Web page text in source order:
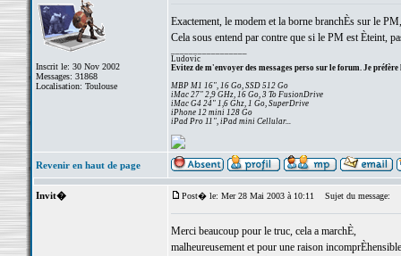
Inscrit le: 30 Nov 2002
Messages: 31868
Localisation: Toulouse
Exactement, le modem et la borne branchÈs sur le
Cela sous entend par contre que si le PM est Èteint,
Ludovic
Evitez de m'envoyer des messages perso sur le forum. Je préfère
MBP M1 16", 16 Go, SSD 512 Go
iMac 27" 2,9 GHz, 16 Go, 3 To FusionDrive
iMac G4 24" 1,6 Ghz, 1 Go, SuperDrive
iPhone 12 mini 128 Go
iPad Pro 11", iPad mini Cellular...
Revenir en haut de page
Invit� Post� le: Mer 28 Mai 2003 à 10:11 Sujet du message:
Merci beaucoup pour le truc, cela a marchÈ,
malheureusement et pour une raison